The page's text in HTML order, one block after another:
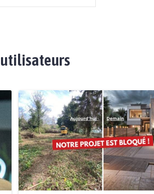
utilisateurs